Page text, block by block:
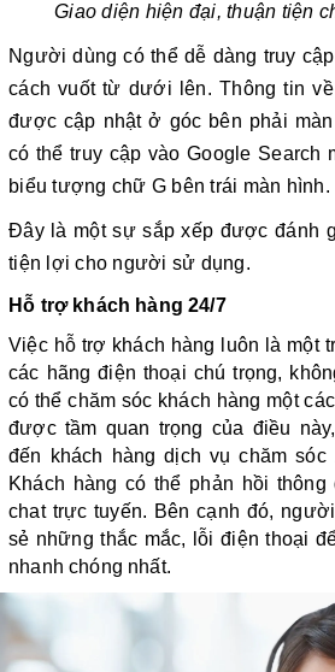
Giao diện hiện đại, thuận tiện
Người dùng có thể dễ dàng truy
cách vuốt từ dưới lên. Thông tin
được cập nhật ở góc bên phải
có thể truy cập vào Google Search
biểu tượng chữ G bên trái màn hình.
Đây là một sự sắp xếp được đánh
tiện lợi cho người sử dụng.
Hỗ trợ khách hàng 24/7
Việc hỗ trợ khách hàng luôn là một
các hãng điện thoại chú trọng,
có thể chăm sóc khách hàng một
được tầm quan trọng của điều
đến khách hàng dịch vụ chăm
Khách hàng có thể phản hồi
chat trực tuyến. Bên cạnh đó,
sẻ những thắc mắc, lỗi điện thoại
nhanh chóng nhất.